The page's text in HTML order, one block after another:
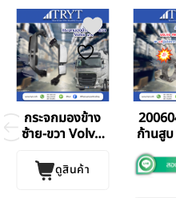
กระจกมองข้าง
ซ้าย-ขวา Volvo
ดูสินค้า
ก้านสู
FM12
BF